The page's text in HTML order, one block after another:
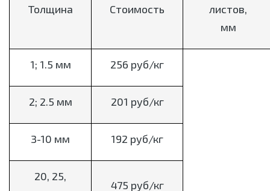
Толщина Стоимость
листов,
мм
1; 1.5 мм 256 руб/кг
2; 2.5 мм 201 руб/кг
3-10 мм 192 руб/кг
20, 25,
475 руб/кг